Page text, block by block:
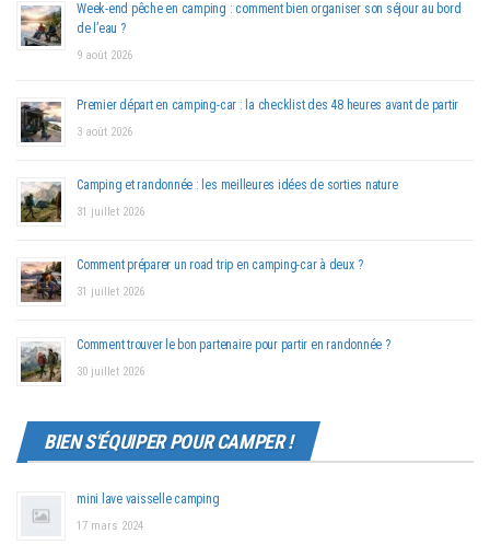
Week-end pêche en camping : comment bien organiser son séjour au bord
de l’eau ?
9 août 2026
Premier départ en camping-car : la checklist des 48 heures avant de partir
3 août 2026
Camping et randonnée : les meilleures idées de sorties nature
31 juillet 2026
Comment préparer un road trip en camping-car à deux ?
31 juillet 2026
Comment trouver le bon partenaire pour partir en randonnée ?
30 juillet 2026
BIEN S'ÉQUIPER POUR CAMPER !
mini lave vaisselle camping
17 mars 2024